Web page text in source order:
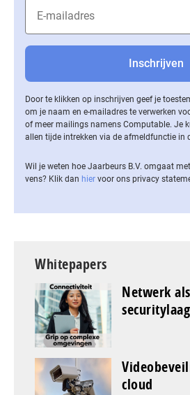
Door te klikken op inschrijven geef je
om je naam en e-mailadres te verwerken
of meer mailings namens Computable. Je
allen tijde intrekken via de af­meld­func­tie in
Wil je weten hoe Jaarbeurs B.V. omgaat
vens? Klik dan hier voor ons privacy
Whitepapers
Netwerk
securitylaag
cloud